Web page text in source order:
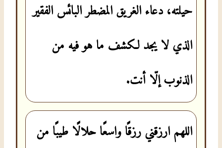
حيلته، دعاء الغريق المضطر البائس الفقير
الذي لا يجد لكشف ما هو فيه من
الذنوب إلّا أنت.
اللهم ارزقني رزقًا واسعًا حلالًا طيبًا من